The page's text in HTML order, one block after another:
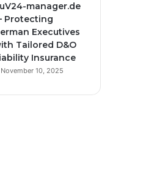
manager.de
Protecting
Executives
Tailored D&O
Insurance
November 10, 2025